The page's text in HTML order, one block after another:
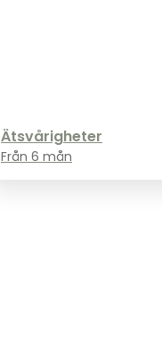
Ätsvårigheter
Från 6 mån